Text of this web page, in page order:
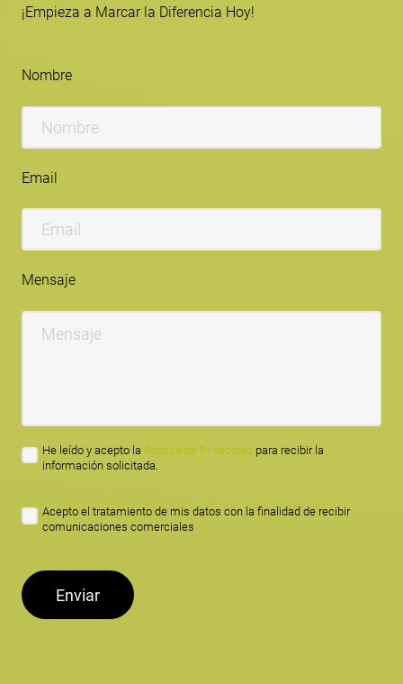
¡Empieza a Marcar la Diferencia Hoy!
Nombre
Email
Mensaje
He leído y acepto la Política de Privacidad para recibir la
información solicitada.
Acepto el tratamiento de mis datos con la finalidad de recibir
comunicaciones comerciales